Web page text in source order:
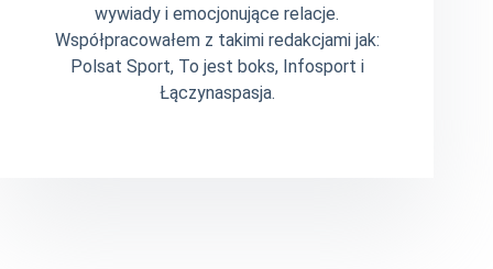
wywiady i emocjonujące relacje.
Współpracowałem z takimi redakcjami jak:
Polsat Sport, To jest boks, Infosport i
Łączynaspasja.